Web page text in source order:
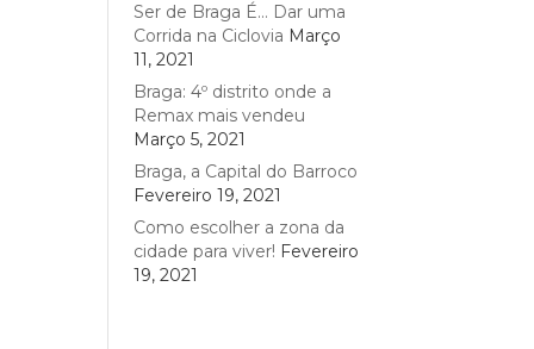
Ser de Braga É… Dar uma
Corrida na Ciclovia Março
11, 2021
Braga: 4º distrito onde a
Remax mais vendeu
Março 5, 2021
Braga, a Capital do Barroco
Fevereiro 19, 2021
Como escolher a zona da
cidade para viver! Fevereiro
19, 2021